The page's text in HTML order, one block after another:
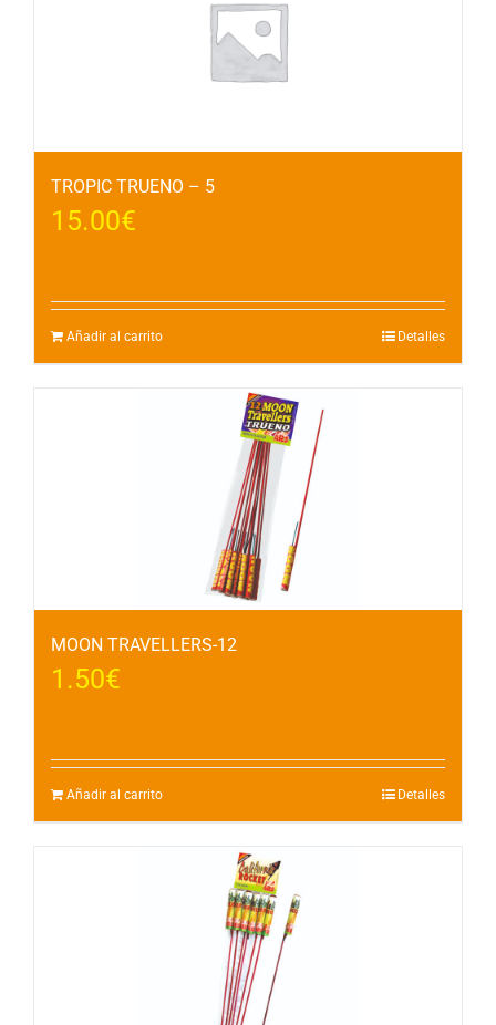
TROPIC TRUENO – 5
15.00€
Añadir al carrito Detalles
MOON TRAVELLERS-12
1.50€
Añadir al carrito Detalles